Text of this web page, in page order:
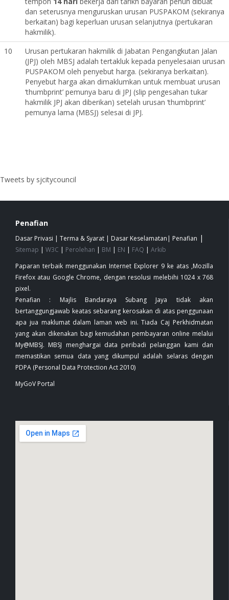
dan seterusnya menguruskan urusan PUSPAKOM (sekiranya
berkaitan) bagi keperluan urusan selanjutnya (pertukaran
hakmilik).
10
Urusan pertukaran hakmilik di Jabatan Pengangkutan Jalan
(JPJ) oleh MBSJ adalah tertakluk kepada penyelesaian urusan
PUSPAKOM oleh penyebut harga. (sekiranya berkaitan).
Penyebut harga akan dimaklumkan untuk membuat urusan
‘thumbprint’ pemunya baru di JPJ (slip pengesahan tukar
hakmilik JPJ akan diberikan) setelah urusan ‘thumbprint’
pemunya lama (MBSJ) selesai di JPJ.
Tweets by sjcitycouncil
Penafian
Dasar Privasi | Terma & Syarat | Dasar Keselamatan | Penafian |
Sitemap | W3C | Perolehan | BM | EN | FAQ | Arkib
Paparan terbaik menggunakan Internet Explorer 9 ke atas ,Mozilla
Firefox atau Google Chrome, dengan resolusi melebihi 1024 x 768
pixel.
Penafian : Majlis Bandaraya Subang Jaya tidak akan
bertanggungjawab keatas sebarang kerosakan di atas penggunaan
apa jua maklumat dalam laman web ini. Tiada Caj Perkhidmatan
yang akan dikenakan bagi kemudahan pembayaran online melalui
My@MBSJ. MBSJ menghargai data peribadi pelanggan kami dan
memastikan semua data yang dikumpul adalah selaras dengan
PDPA (Personal Data Protection Act 2010)
MyGoV Portal